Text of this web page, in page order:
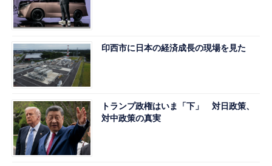
印西市に日本の経済成長の現場を見た
トランプ政権はいま「下」 対日政策、
対中政策の真実